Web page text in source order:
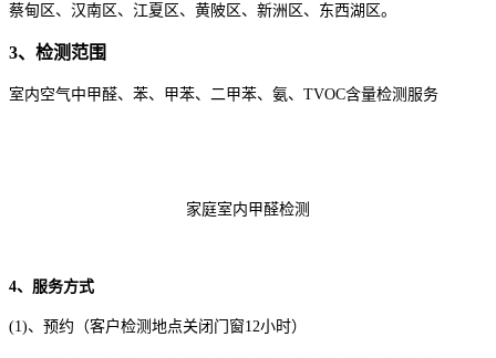
蔡甸区、汉南区、江夏区、黄陂区、新洲区、东西湖区。
3、检测范围
室内空气中甲醛、苯、甲苯、二甲苯、氨、TVOC含量检测服务
家庭室内甲醛检测
4、服务方式
(1)、预约（客户检测地点关闭门窗12小时）